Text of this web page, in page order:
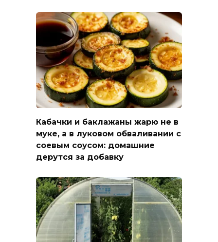
Кабачки и баклажаны жарю не в
муке, а в луковом обваливании с
соевым соусом: домашние
дерутся за добавку